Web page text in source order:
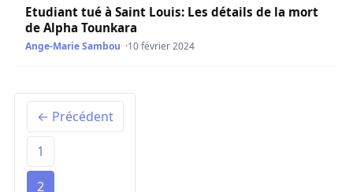
Etudiant tué à Saint Louis: Les détails de la mort
de Alpha Tounkara
Ange-Marie Sambou 10 février 2024
← Précédent
1
2